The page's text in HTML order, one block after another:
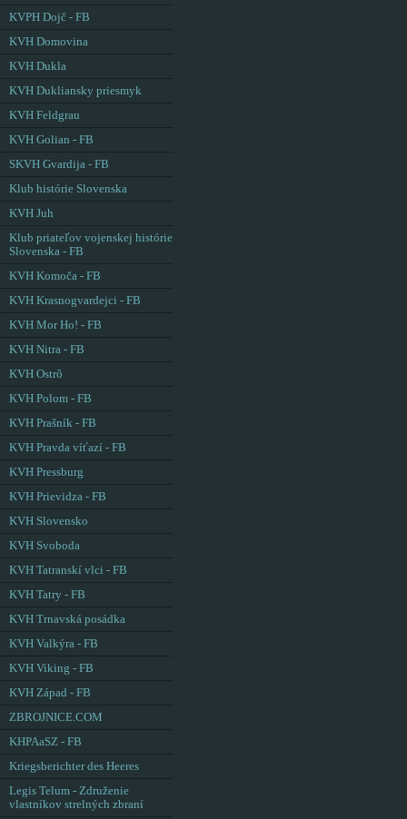
KVPH Dojč - FB
KVH Domovina
KVH Dukla
KVH Dukliansky priesmyk
KVH Feldgrau
KVH Golian - FB
SKVH Gvardija - FB
Klub histórie Slovenska
KVH Juh
Klub priateľov vojenskej histórie
Slovenska - FB
KVH Komoča - FB
KVH Krasnogvardejci - FB
KVH Mor Ho! - FB
KVH Nitra - FB
KVH Ostrô
KVH Polom - FB
KVH Prašník - FB
KVH Pravda víťazí - FB
KVH Pressburg
KVH Prievidza - FB
KVH Slovensko
KVH Svoboda
KVH Tatranskí vlci - FB
KVH Tatry - FB
KVH Trnavská posádka
KVH Valkýra - FB
KVH Viking - FB
KVH Západ - FB
ZBROJNICE.COM
KHPAaSZ - FB
Kriegsberichter des Heeres
Legis Telum - Združenie
vlastníkov strelných zbraní